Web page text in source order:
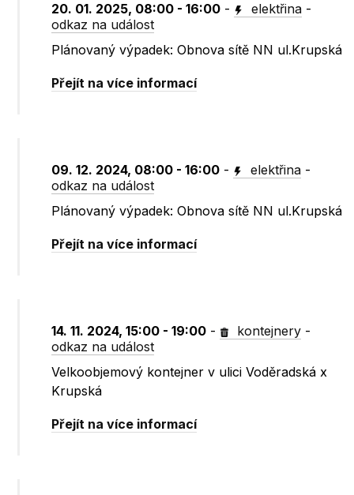
20. 01. 2025, 08:00 - 16:00 - elektřina -
odkaz na událost
Plánovaný výpadek: Obnova sítě NN ul.Krupská
Přejít na více informací
09. 12. 2024, 08:00 - 16:00 - elektřina -
odkaz na událost
Plánovaný výpadek: Obnova sítě NN ul.Krupská
Přejít na více informací
14. 11. 2024, 15:00 - 19:00 - kontejnery -
odkaz na událost
Velkoobjemový kontejner v ulici Voděradská x
Krupská
Přejít na více informací